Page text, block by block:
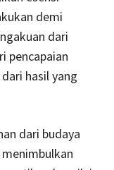
demi
dari
pencapaian
hasil yang
dari budaya